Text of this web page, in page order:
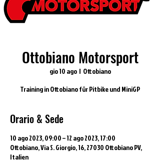
Ottobiano Motorsport
gio 10 ago
  |
Ottobiano
Training in Ottobiano für Pitbike und MiniGP
Orario & Sede
10 ago 2023, 09:00 – 12 ago 2023, 17:00
Ottobiano, Via S. Giorgio, 16, 27030 Ottobiano PV,
Italien